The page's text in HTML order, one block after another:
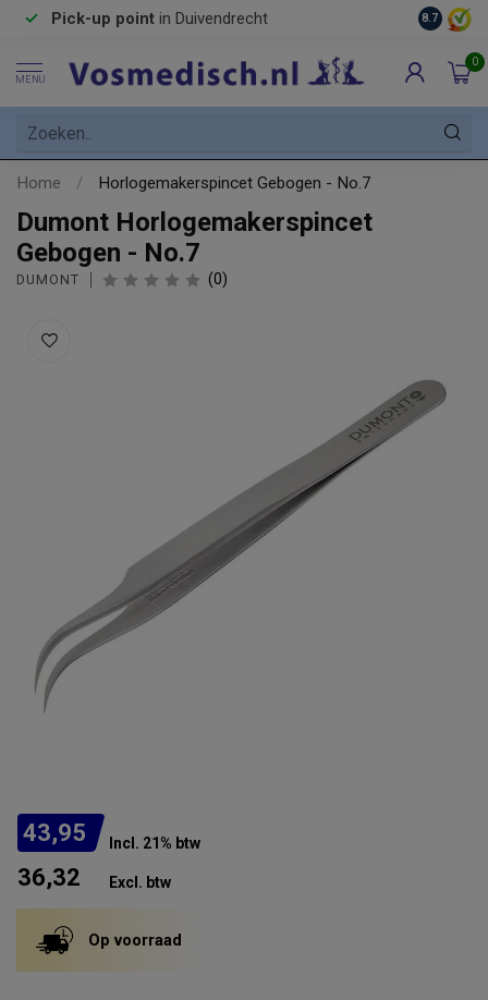
Pick-up point in Duivendrecht 8.7
MENU
0
Home / Horlogemakerspincet Gebogen - No.7
Dumont Horlogemakerspincet
Gebogen - No.7
DUMONT (0)
43,95 Incl. 21% btw
36,32 Excl. btw
Op voorraad